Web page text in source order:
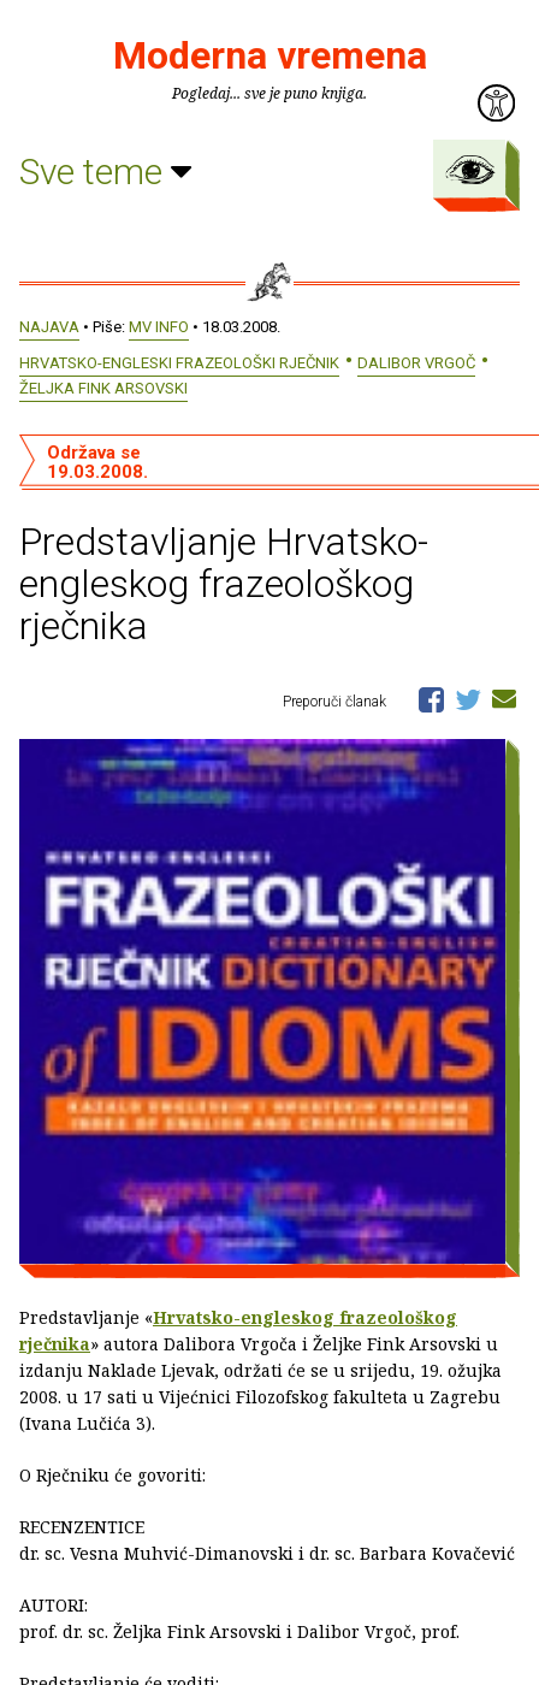
Moderna vremena
Pogledaj... sve je puno knjiga.
Sve teme
NAJAVA • Piše: MV INFO • 18.03.2008.
HRVATSKO-ENGLESKI FRAZEOLOŠKI RJEČNIK
DALIBOR VRGOČ
ŽELJKA FINK ARSOVSKI
Predstavljanje Hrvatsko-
engleskog frazeološkog
rječnika
Održava se
19.03.2008.
Preporuči članak
Predstavljanje «Hrvatsko-engleskog frazeološkog
rječnika» autora Dalibora Vrgoča i Željke Fink Arsovski u
izdanju Naklade Ljevak, održati će se u srijedu, 19. ožujka
2008. u 17 sati u Vijećnici Filozofskog fakulteta u Zagrebu
(Ivana Lučića 3).
O Rječniku će govoriti:
RECENZENTICE
dr. sc. Vesna Muhvić-Dimanovski i dr. sc. Barbara Kovačević
AUTORI:
prof. dr. sc. Željka Fink Arsovski i Dalibor Vrgoč, prof.